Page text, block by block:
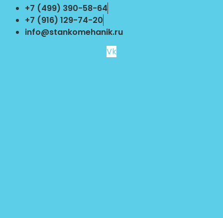
Перейти
содержимому
+7 (499) 390-58-64
+7 (916) 129-74-20
info@stankomehanik.ru
Vk